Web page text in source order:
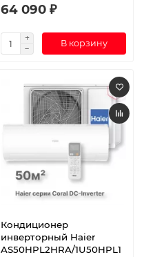
64 090 ₽
В корзину
Кондиционер
инверторный Haier
AS50HPL2HRA/1U50HPL1